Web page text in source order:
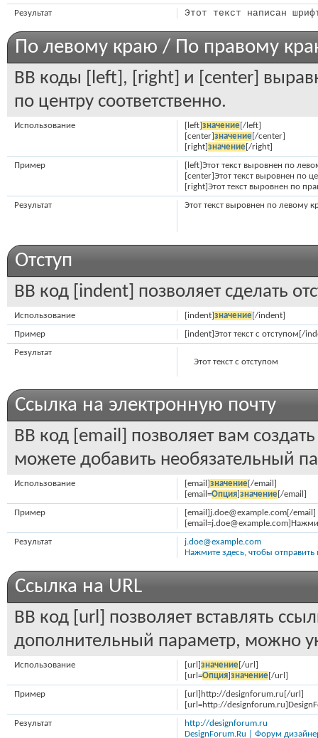
Этот текст написан
Результат
По левому краю / По правому
BB коды [left], [right] и [center]
по центру соответственно.
[left]значение[/left]
[center]значение[/center]
[right]значение[/right]
Использование
[left]Этот текст выровнен по
[center]Этот текст выровнен по
[right]Этот текст выровнен по
Пример
Этот текст выровнен по левому
Результат
Отступ
BB код [indent] позволяет сделать
[indent]значение[/indent]
Использование
[indent]Этот текст с отступом[/
Пример
Этот текст с отступом
Результат
Ссылка на электронную почту
BB код [email] позволяет вам
можете добавить необязательный
[email]значение[/email]
[email=Опция]значение[/email]
Использование
[email]j.doe@example.com[/email]
Пример
j.doe@example.com
Нажмите здесь, чтобы
Результат
Ссылка на URL
BB код [url] позволяет вставлять
дополнительный параметр, можно
[url]значение[/url]
[url=Опция]значение[/url]
Использование
[url]http://designforum.ru[/url]
[url=http://
Пример
http://designforum.ru
DesignForum.Ru | Форум
Результат